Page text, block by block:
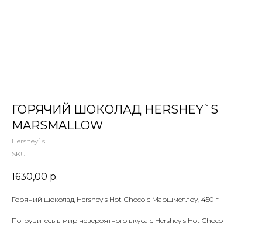
ГОРЯЧИЙ ШОКОЛАД HERSHEY`S
MARSMALLOW
Hershey`s
SKU:
1630,00 р.
Горячий шоколад Hershey's Hot Сhoco с Маршмеллоу, 450 г
Погрузитесь в мир невероятного вкуса с Hershey's Hot Choco